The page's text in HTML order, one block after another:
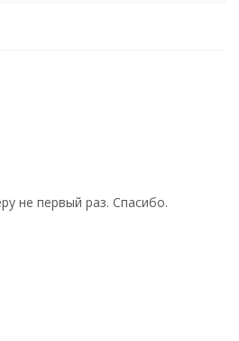
не первый раз. Спасибо.